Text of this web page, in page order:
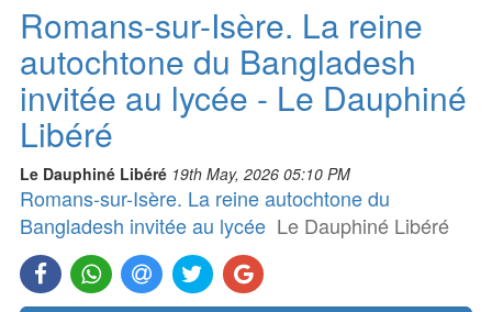
Romans-sur-Isère. La reine
autochtone du Bangladesh
invitée au lycée - Le Dauphiné
Libéré
Le Dauphiné Libéré 19th May, 2026 05:10 PM
Romans-sur-Isère. La reine autochtone du
Bangladesh invitée au lycée Le Dauphiné Libéré